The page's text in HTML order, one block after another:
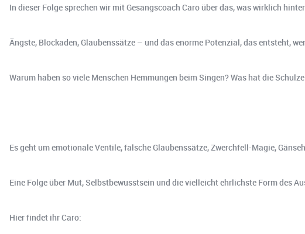
In dieser Folge sprechen wir mit Gesangscoach Caro über das, was wirklich
Ängste, Blockaden, Glaubenssätze – und das enorme Potenzial, das entsteht,
Warum haben so viele Menschen Hemmungen beim Singen? Was hat die
Es geht um emotionale Ventile, falsche Glaubenssätze, Zwerchfell-Magie,
Eine Folge über Mut, Selbstbewusstsein und die vielleicht ehrlichste Form des
Hier findet ihr Caro: